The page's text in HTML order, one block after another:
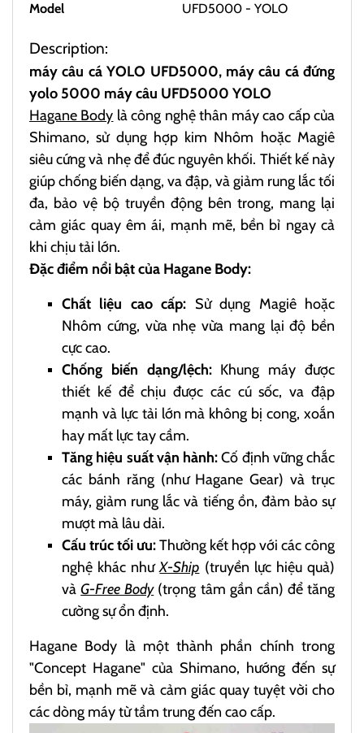
Model
UFD5000 - YOLO
Description:
máy câu cá YOLO UFD5000, máy câu cá đứng
yolo 5000 máy câu UFD5000 YOLO
Hagane Body là công nghệ thân máy cao cấp của
Shimano, sử dụng hợp kim Nhôm hoặc Magiê
siêu cứng và nhẹ để đúc nguyên khối. Thiết kế này
giúp chống biến dạng, va đập, và giảm rung lắc tối
đa, bảo vệ bộ truyền động bên trong, mang lại
cảm giác quay êm ái, mạnh mẽ, bền bỉ ngay cả
khi chịu tải lớn.
Đặc điểm nổi bật của Hagane Body:
Chất liệu cao cấp: Sử dụng Magiê hoặc
Nhôm cứng, vừa nhẹ vừa mang lại độ bền
cực cao.
Chống biến dạng/lệch:Khung máy được
thiết kế để chịu được các cú sốc, va đập
mạnh và lực tải lớn mà không bị cong, xoắn
hay mất lực tay cầm.
Tăng hiệu suất vận hành:Cố định vững chắc
các bánh răng (như Hagane Gear) và trục
máy, giảm rung lắc và tiếng ồn, đảm bảo sự
mượt mà lâu dài.
Cấu trúc tối ưu:Thường kết hợp với các công
nghệ khác nhưX-Ship (truyền lực hiệu quả)
vàG-Free Body(trọng tâm gần cần) để tăng
cường sự ổn định.
Hagane Body là một thành phần chính trong
"Concept Hagane" của Shimano, hướng đến sự
bền bỉ, mạnh mẽ và cảm giác quay tuyệt vời cho
các dòng máy từ tầm trung đến cao cấp.